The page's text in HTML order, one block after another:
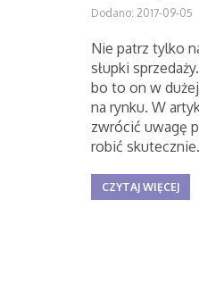
Dodano: 2017-09-05
Nie patrz tylko
słupki
bo to on w
na rynku. W
zwrócić uwagę
robić skutecznie.
CZYTAJ WIĘCEJ